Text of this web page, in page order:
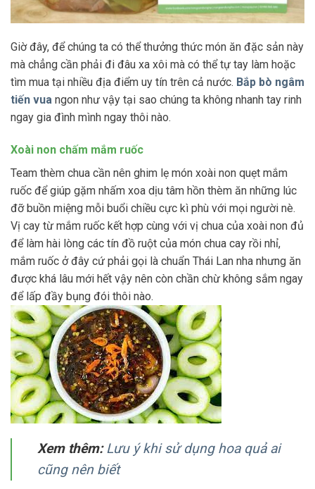
Giờ đây, để chúng ta có thể thưởng thức món ăn đặc sản này
mà chẳng cần phải đi đâu xa xôi mà có thể tự tay làm hoặc
tìm mua tại nhiều địa điểm uy tín trên cả nước. Bắp bò ngâm
tiến vua ngon như vậy tại sao chúng ta không nhanh tay rinh
ngay gia đình mình ngay thôi nào.
Xoài non chấm mắm ruốc
Team thèm chua cần nên ghim lẹ món xoài non quẹt mắm
ruốc để giúp gặm nhấm xoa dịu tâm hồn thèm ăn những lúc
đỡ buồn miệng mỗi buổi chiều cực kì phù với mọi người nè.
Vị cay từ mắm ruốc kết hợp cùng với vị chua của xoài non đủ
để làm hài lòng các tín đồ ruột của món chua cay rồi nhỉ,
mắm ruốc ở đây cứ phải gọi là chuẩn Thái Lan nha nhưng ăn
được khá lâu mới hết vậy nên còn chần chừ không sắm ngay
để lấp đầy bụng đói thôi nào.
Xem thêm: Lưu ý khi sử dụng hoa quả ai
cũng nên biết